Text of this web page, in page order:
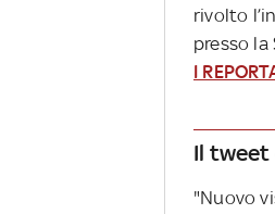
rivolto
presso la
I
Il
"Nuovo